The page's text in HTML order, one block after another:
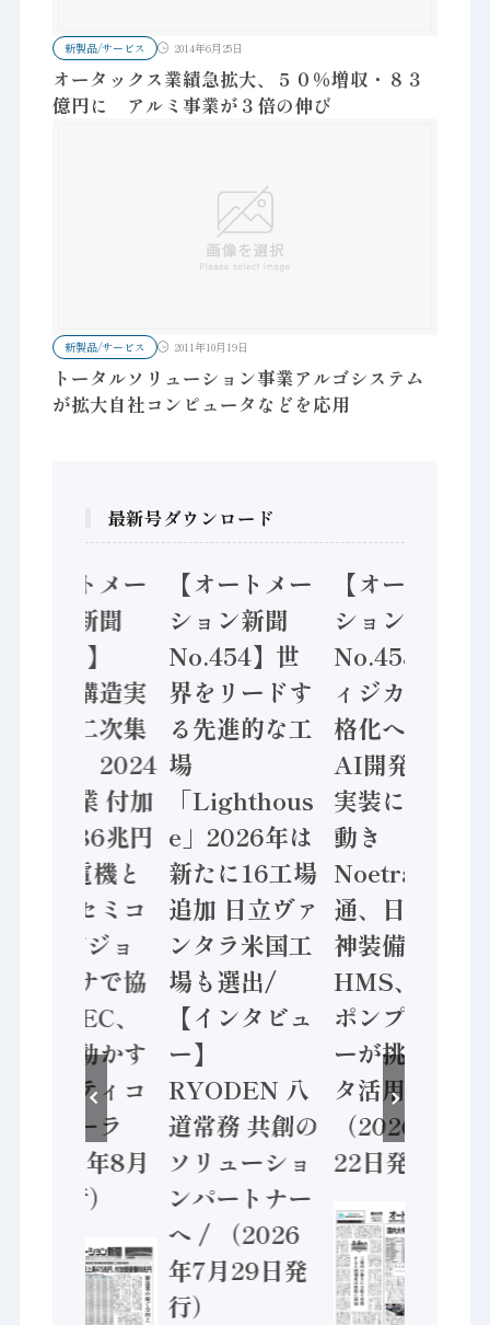
新製品/サービス 2014年6月25日
オータックス業績急拡大、５０％増収・８３
億円に アルミ事業が３倍の伸び
新製品/サービス 2011年10月19日
トータルソリューション事業アルゴシステム
が拡大自社コンピュータなどを応用
最新号ダウンロード
【オートメー
ション新聞
No.455】
「経済構造実
態調査二次集
計結果」2024
年製造業 付加
価値額86兆円
/ 三菱電機と
ソニーセミコ
ン AIビジョ
ンセンサで協
業 / IDEC、
安全に動かす
セーフティコ
ントローラ
（2026年8月
5日発行）
【オートメー
ション新聞
No.454】世
界をリードす
る先進的な工
場
「Lighthous
e」2026年は
新たに16工場
追加 日立ヴァ
ンタラ米国工
場も選出/
【インタビュ
ー】
RYODEN 八
道常務 共創の
ソリューショ
ンパートナー
へ / （2026
年7月29日発
行）
【オートメー
ション新聞
No.453】フ
ィジカルAI本
格化へ 国産
AI開発や社会
実装に活発な
動き
Noetra、富士
通、日立 / 兵
神装備 ×
HMS、老舗
ポンプメーカ
ーが挑むデー
タ活用 など
（2026年7月
22日発行）